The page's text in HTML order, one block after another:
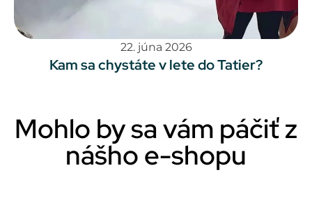
22. júna 2026
Kam sa chystáte v lete do Tatier?
Mohlo by sa vám páčiť z
nášho e-shopu